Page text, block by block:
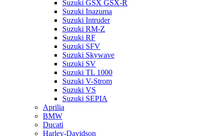
Suzuki GSX GSX-R
Suzuki Inazuma
Suzuki Intruder
Suzuki RM-Z
Suzuki RF
Suzuki SFV
Suzuki Skywave
Suzuki SV
Suzuki TL 1000
Suzuki V-Strom
Suzuki VS
Suzuki SEPIA
Aprilia
BMW
Ducati
Harley-Davidson